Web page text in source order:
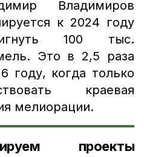
Владимиров
к 2024 году
100 тыс.
Это в 2,5 раза
году, когда только
краевая
мелиорации.
проекты